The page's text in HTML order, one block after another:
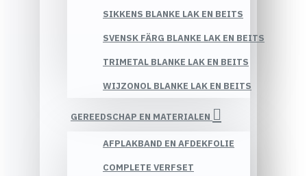
SIKKENS BLANKE LAK EN BEITS
SVENSK FÄRG BLANKE LAK EN BEITS
TRIMETAL BLANKE LAK EN BEITS
WIJZONOL BLANKE LAK EN BEITS
GEREEDSCHAP EN MATERIALEN
AFPLAKBAND EN AFDEKFOLIE
COMPLETE VERFSET